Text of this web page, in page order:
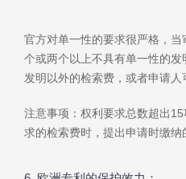
官方对单一性的要求很严格，
个或两个以上不具有单一性的
发明以外的检索费，或者申请人
注意事项：权利要求总数超出
求的检索费时，提出申请时缴纳